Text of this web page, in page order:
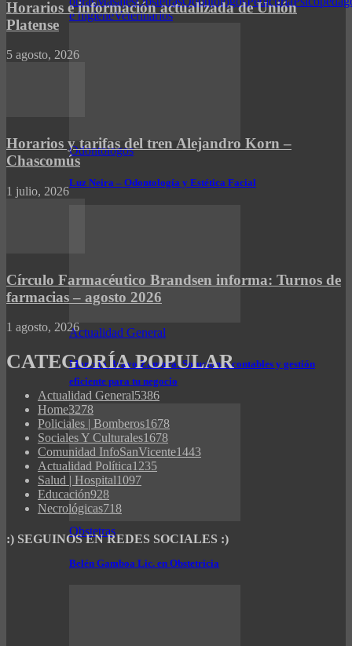
e higieneVeterinarios
Odontólogos
Luz Neira – Odontología y Estética Facial
Actualidad General
Marcelo Bravo Zamora: Soluciones contables y gestión
eficiente para tu negocio
Obstetras
Belén Gamboa Lic. en Obstetricia
Horarios e información actualizada de Unión
Platense
5 agosto, 2026
Horarios y tarifas del tren Alejandro Korn –
Chascomús
1 julio, 2026
Círculo Farmacéutico Brandsen informa: Turnos de
farmacias – agosto 2026
1 agosto, 2026
CATEGORÍA POPULAR
Actualidad General5386
Home3278
Policiales | Bomberos1678
Sociales Y Culturales1678
Comunidad InfoSanVicente1443
Actualidad Política1235
Salud | Hospital1097
Educación928
Necrológicas718
:) SEGUINOS EN REDES SOCIALES :)